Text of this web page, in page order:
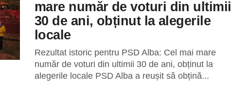
mare număr de voturi din ultimii
30 de ani, obținut la alegerile
locale
Rezultat istoric pentru PSD Alba: Cel mai mare
număr de voturi din ultimii 30 de ani, obținut la
alegerile locale PSD Alba a reușit să obțină...